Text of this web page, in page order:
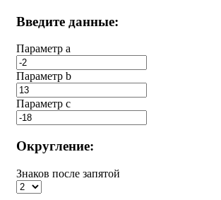
Введите данные:
Параметр a
Параметр b
Параметр с
Округление:
Знаков после запятой